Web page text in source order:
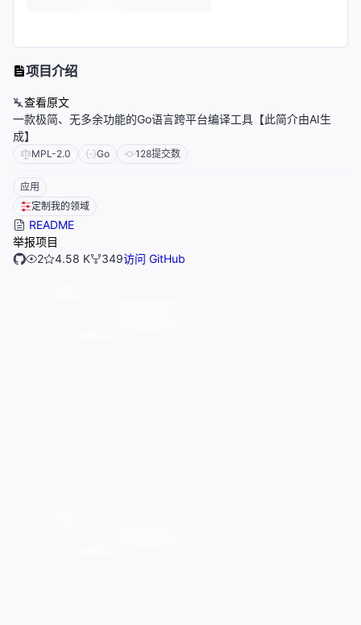
项目介绍
查看原文
一款极简、无多余功能的Go语言跨平台编译工具【此简介由AI生
成】
MPL-2.0 Go 128提交数
应用
定制我的领域
README
举报项目
2
4.58 K 349访问 GitHub